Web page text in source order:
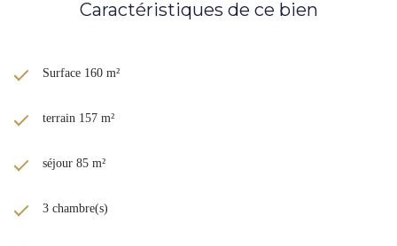
Caractéristiques de ce bien
Surface 160 m²
terrain 157 m²
séjour 85 m²
3 chambre(s)